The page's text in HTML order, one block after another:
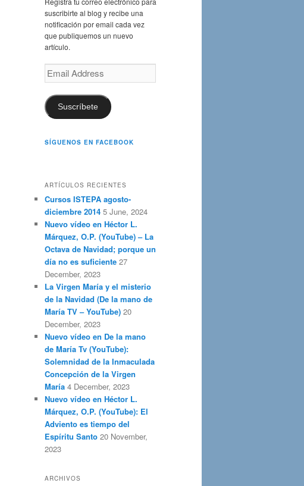
suscribirte al blog y recibe una
notificación por email cada vez
que publiquemos un nuevo
artículo.
Email
Address
Suscríbete
SÍGUENOS EN FACEBOOK
ARTÍCULOS RECIENTES
Cursos ISTEPA agosto-
diciembre 2014 5 June, 2024
Nuevo vídeo en Héctor L.
Márquez, O.P. (YouTube) – La
Octava de Navidad; porque un
día no es suficiente 27
December, 2023
La Virgen María y el misterio
de la Navidad (De la mano de
María TV – YouTube) 20
December, 2023
Nuevo vídeo en De la mano
de María Tv (YouTube):
Solemnidad de la Inmaculada
Concepción de la Virgen
María 4 December, 2023
Nuevo vídeo en Héctor L.
Márquez, O.P. (YouTube): El
Adviento es tiempo del
Espíritu Santo 20 November,
2023
ARCHIVOS